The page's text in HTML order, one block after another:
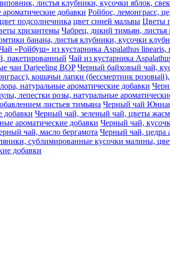
листья клубники, кусочки яблок,
добавки Ройбос, лемонграсc,
цвет подсолнечника цвет синей мальвы Цветы
хризантемы Чабрец, дикий тимьян,
банана, листья клубники, кусочки
«Ройбуш» из кустарника Aspalathus
пакетированный Чай из кустарника
чаи Darjeeling BOP Черный байховый чай,
кошачьи лапки (бессмертник
натуральные ароматические добавки
лепестки розы, натуральные
листьев тимьяна Черный чай
добавки Черный чай, зеленый чай, цветы
ароматические добавки Черный чай,
чай, масло бергамота Черный чай, цедра
сублимированные кусочки малины,
добавки